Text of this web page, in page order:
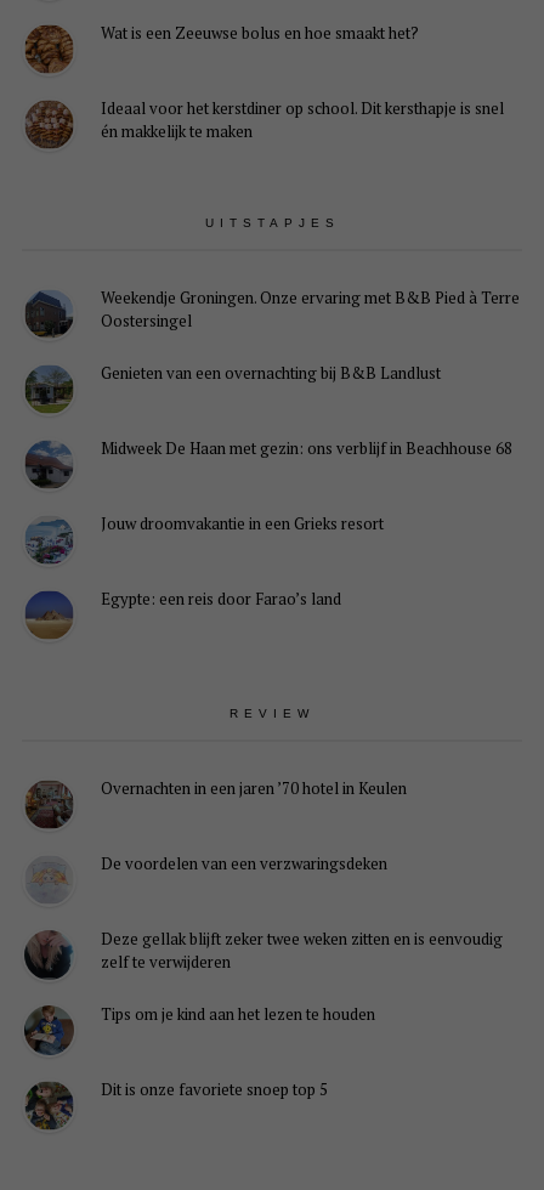
Wat is een Zeeuwse bolus en hoe smaakt het?
Ideaal voor het kerstdiner op school. Dit kersthapje is snel
én makkelijk te maken
UITSTAPJES
Weekendje Groningen. Onze ervaring met B&B Pied à Terre
Oostersingel
Genieten van een overnachting bij B&B Landlust
Midweek De Haan met gezin: ons verblijf in Beachhouse 68
Jouw droomvakantie in een Grieks resort
Egypte: een reis door Farao’s land
REVIEW
Overnachten in een jaren ’70 hotel in Keulen
De voordelen van een verzwaringsdeken
Deze gellak blijft zeker twee weken zitten en is eenvoudig
zelf te verwijderen
Tips om je kind aan het lezen te houden
Dit is onze favoriete snoep top 5